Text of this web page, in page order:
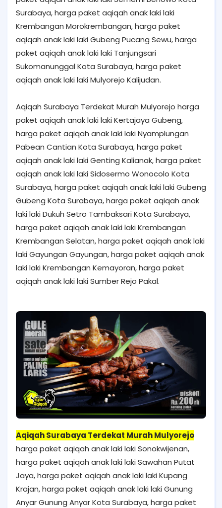
Surabaya, harga paket aqiqah anak laki laki
Krembangan Morokrembangan, harga paket
aqiqah anak laki laki Gubeng Pucang Sewu, harga
paket aqiqah anak laki laki Tanjungsari
Sukomanunggal Kota Surabaya, harga paket
aqiqah anak laki laki Mulyorejo Kalijudan.
Aqiqah Surabaya Terdekat Murah Mulyorejo harga
paket aqiqah anak laki laki Kertajaya Gubeng,
harga paket aqiqah anak laki laki Nyamplungan
Pabean Cantian Kota Surabaya, harga paket
aqiqah anak laki laki Genting Kalianak, harga paket
aqiqah anak laki laki Sidosermo Wonocolo Kota
Surabaya, harga paket aqiqah anak laki laki Gubeng
Gubeng Kota Surabaya, harga paket aqiqah anak
laki laki Dukuh Setro Tambaksari Kota Surabaya,
harga paket aqiqah anak laki laki Krembangan
Krembangan Selatan, harga paket aqiqah anak laki
laki Gayungan Gayungan, harga paket aqiqah anak
laki laki Krembangan Kemayoran, harga paket
aqiqah anak laki laki Sumber Rejo Pakal.
Aqiqah Surabaya Terdekat Murah Mulyorejo
harga paket aqiqah anak laki laki Sonokwijenan,
harga paket aqiqah anak laki laki Sawahan Putat
Jaya, harga paket aqiqah anak laki laki Kupang
Krajan, harga paket aqiqah anak laki laki Gunung
Anyar Gunung Anyar Kota Surabaya, harga paket